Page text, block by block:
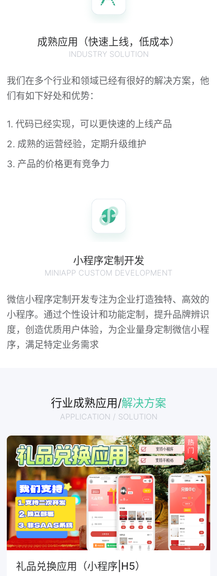
成熟应用（快速上线，低成本）
INDUSTRY SOLUTION
我们在多个行业和领域已经有很好的解决方案，他
们有如下好处和优势：
1. 代码已经实现，可以更快速的上线产品
2. 成熟的运营经验，定期升级维护
3. 产品的价格更有竞争力
小程序定制开发
MINIAPP CUSTOM DEVELOPMENT
微信小程序定制开发专注为企业打造独特、高效的
小程序。通过个性设计和功能定制，提升品牌辨识
度，创造优质用户体验，为企业量身定制微信小程
序，满足特定业务需求
行业成熟应用/解决方案
APPLICATION / SOLUTION
礼品兑换应用（小程序|H5）